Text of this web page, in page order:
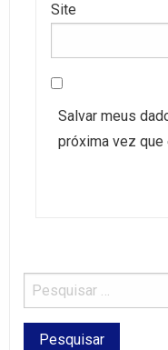
Site
Salvar meus
próxima vez que